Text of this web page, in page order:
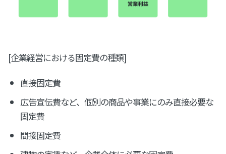
[企業経営における固定費の種類]
直接固定費
広告宣伝費など、個別の商品や事業にのみ直接必要な
固定費
間接固定費